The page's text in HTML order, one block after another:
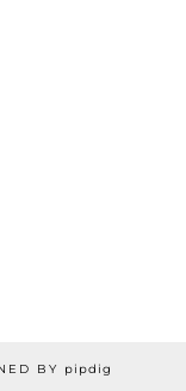
BY pipdig